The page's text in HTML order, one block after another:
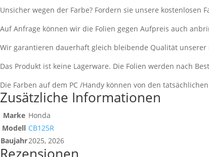
Unsicher wegen der Farbe? Fordern sie unsere kostenlosen
Auf Anfrage können wir die Folien gegen Aufpreis auch
Wir garantieren dauerhaft gleich bleibende Qualität
Das Produkt ist keine Lagerware. Die Folien werden nach
Die Farben auf dem PC /Handy können von den
Zusätzliche Informationen
Marke Honda
Modell CB125R
Baujahr2025, 2026